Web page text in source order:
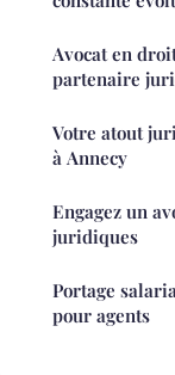
Avocat en
partenaire
Votre atout
à Annecy
Engagez un
juridiques
Portage
pour agents